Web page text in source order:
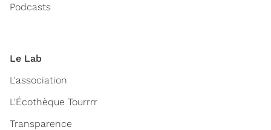
Podcasts
Le Lab
L'association
L'Écothèque Tourrrr
Transparence